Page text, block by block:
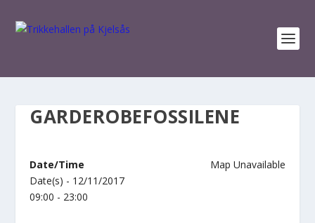
GARDEROBEFOSSILENE
Map Unavailable
Date/Time
Date(s) - 12/11/2017
09:00 - 23:00